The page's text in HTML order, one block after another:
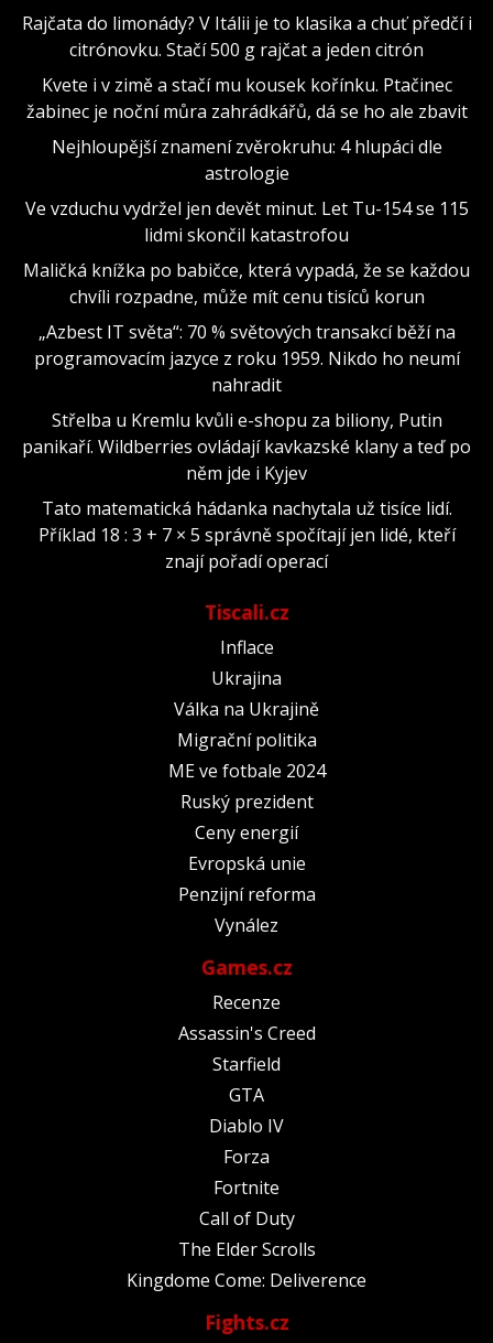
Rajčata do limonády? V Itálii je to klasika a chuť předčí i
citrónovku. Stačí 500 g rajčat a jeden citrón
Kvete i v zimě a stačí mu kousek kořínku. Ptačinec
žabinec je noční můra zahrádkářů, dá se ho ale zbavit
Nejhloupější znamení zvěrokruhu: 4 hlupáci dle
astrologie
Ve vzduchu vydržel jen devět minut. Let Tu-154 se 115
lidmi skončil katastrofou
Maličká knížka po babičce, která vypadá, že se každou
chvíli rozpadne, může mít cenu tisíců korun
„Azbest IT světa“: 70 % světových transakcí běží na
programovacím jazyce z roku 1959. Nikdo ho neumí
nahradit
Střelba u Kremlu kvůli e-shopu za biliony, Putin
panikaří. Wildberries ovládají kavkazské klany a teď po
něm jde i Kyjev
Tato matematická hádanka nachytala už tisíce lidí.
Příklad 18 : 3 + 7 × 5 správně spočítají jen lidé, kteří
znají pořadí operací
Tiscali.cz
Inflace
Ukrajina
Válka na Ukrajině
Migrační politika
ME ve fotbale 2024
Ruský prezident
Ceny energií
Evropská unie
Penzijní reforma
Vynález
Games.cz
Recenze
Assassin's Creed
Starfield
GTA
Diablo IV
Forza
Fortnite
Call of Duty
The Elder Scrolls
Kingdome Come: Deliverence
Fights.cz